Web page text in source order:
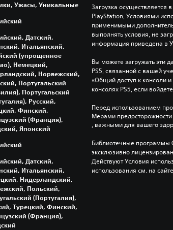
Ужасы, Уникальные
Датский,
Итальянский,
(упрощенное
Немецкий,
Норвежский,
Португальский
Португальский
Русский,
Финский,
(Франция),
Японский
Датский,
Итальянский,
Нидерландский,
Польский,
(Португалия),
Турецкий, Финский,
(Франция),
Загрузка осуществляется
PlayStation, Условиями
применимыми
выполнять условия, не
информация приведена в
Вы можете загружать эти
PS5, связанной с вашей
«Общий доступ к консоли
консолях PS5, если
Перед использованием
Мерами предосторожности
, важными для вашего
Библиотечные программы
эксклюзивно
Действуют Условия
использования см. на